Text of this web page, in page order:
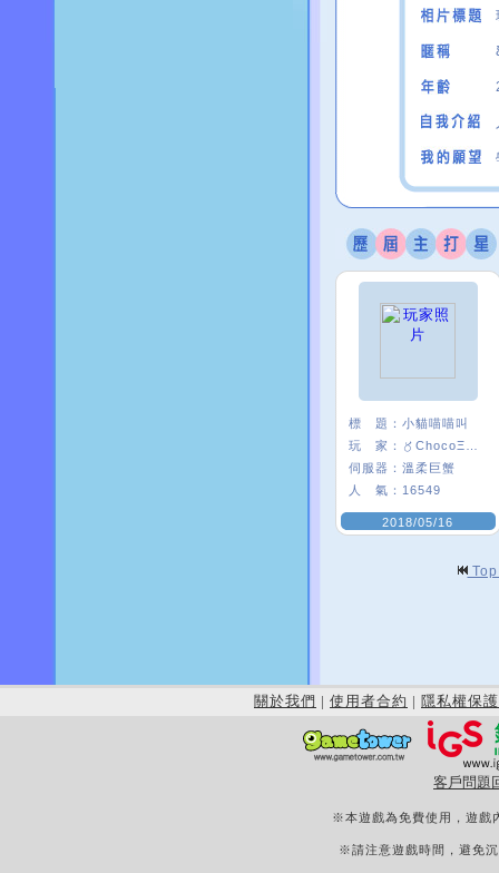
標 題： 小貓喵喵叫
玩 家：
伺服器： 溫柔巨蟹
人 氣： 16549
2018/05/16
關於我們 | 使用者合約 | 隱私權保護
客戶問題
※本遊戲為免費使用，遊戲
※請注意遊戲時間，避免